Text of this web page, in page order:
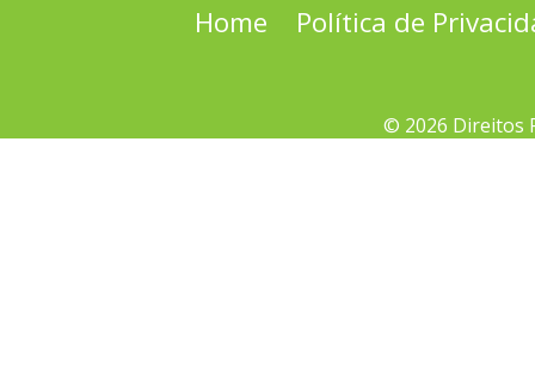
Home Política de
© 2026 Direitos